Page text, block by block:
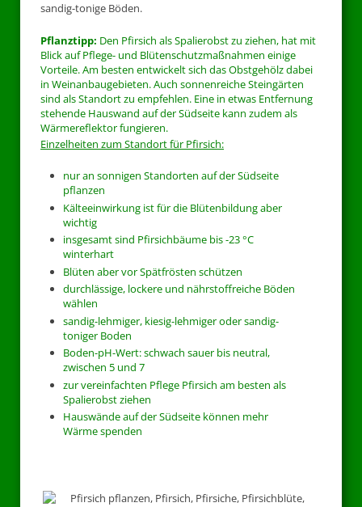
sandig-tonige Böden.
Pflanztipp: Den Pfirsich als Spalierobst zu ziehen, hat mit
Blick auf Pflege- und Blütenschutzmaßnahmen einige
Vorteile. Am besten entwickelt sich das Obstgehölz dabei
in Weinanbaugebieten. Auch sonnenreiche Steingärten
sind als Standort zu empfehlen. Eine in etwas Entfernung
stehende Hauswand auf der Südseite kann zudem als
Wärmereflektor fungieren.
Einzelheiten zum Standort für Pfirsich:
nur an sonnigen Standorten auf der Südseite
pflanzen
Kälteeinwirkung ist für die Blütenbildung aber
wichtig
insgesamt sind Pfirsichbäume bis -23 °C
winterhart
Blüten aber vor Spätfrösten schützen
durchlässige, lockere und nährstoffreiche Böden
wählen
sandig-lehmiger, kiesig-lehmiger oder sandig-
toniger Boden
Boden-pH-Wert: schwach sauer bis neutral,
zwischen 5 und 7
zur vereinfachten Pflege Pfirsich am besten als
Spalierobst ziehen
Hauswände auf der Südseite können mehr
Wärme spenden